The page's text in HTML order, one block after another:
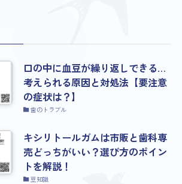
口の中に血豆が繰り返しできる…
考えられる原因と対処法【要注意
の症状は？】
歯のトラブル
キシリトールガムは市販と歯科専
売どっちがいい？選び方のポイン
トを解説！
豆知識